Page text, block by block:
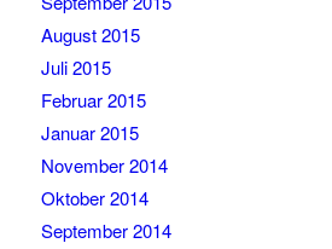
August 2015
Juli 2015
Februar 2015
Januar 2015
November 2014
Oktober 2014
September 2014